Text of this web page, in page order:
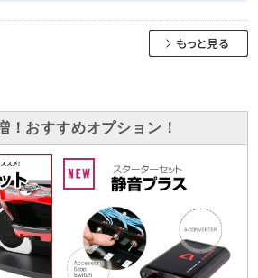
！おすすめオプション！